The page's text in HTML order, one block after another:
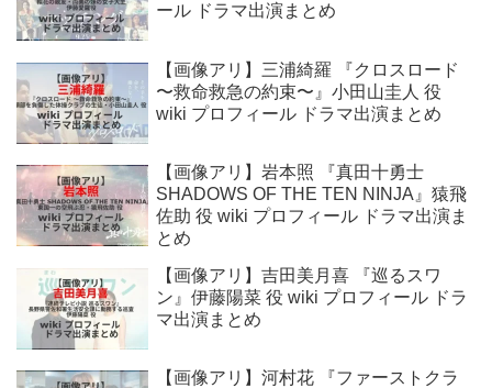
ール ドラマ出演まとめ
【画像アリ】三浦綺羅 『クロスロード
〜救命救急の約束〜』小田山圭人 役
wiki プロフィール ドラマ出演まとめ
【画像アリ】岩本照 『真田十勇士
SHADOWS OF THE TEN NINJA』猿飛
佐助 役 wiki プロフィール ドラマ出演ま
とめ
【画像アリ】吉田美月喜 『巡るスワ
ン』伊藤陽菜 役 wiki プロフィール ドラ
マ出演まとめ
【画像アリ】河村花 『ファーストクラ